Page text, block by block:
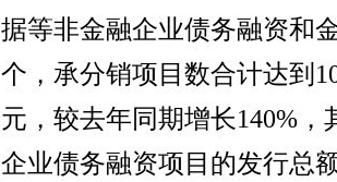
据等非金融企业债务融资和
个，承分销项目数合计达到
元，较去年同期增长140%
企业债务融资项目的发行总